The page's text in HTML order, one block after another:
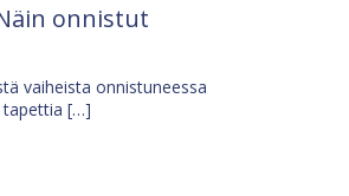
onnistut
vaiheista onnistuneessa
tapettia […]